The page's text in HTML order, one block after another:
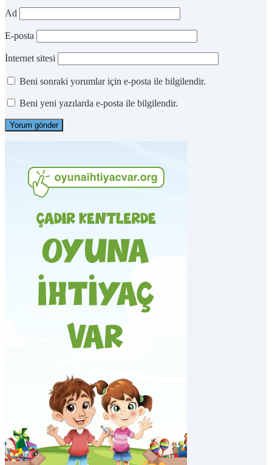
Ad
E-posta
İnternet sitesi
Beni sonraki yorumlar için e-posta ile bilgilendir.
Beni yeni yazılarda e-posta ile bilgilendir.